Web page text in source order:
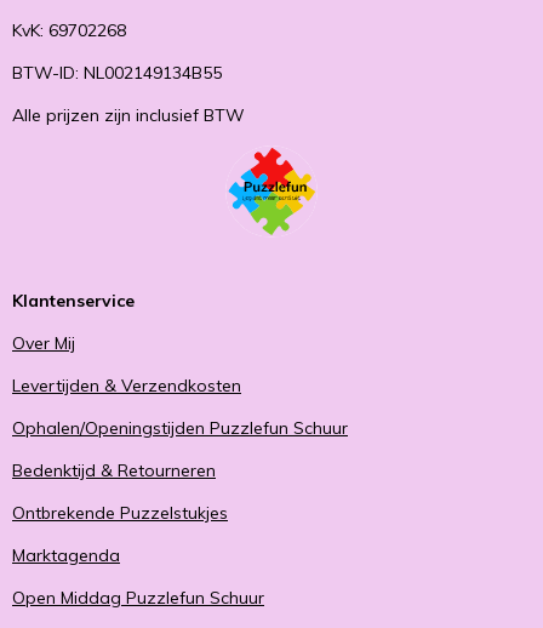
KvK: 69702268
BTW-ID: NL002149134B55
Alle prijzen zijn inclusief BTW
Klantenservice
Over Mij
Levertijden & Verzendkosten
Ophalen/Openingstijden Puzzlefun Schuur
Bedenktijd & Retourneren
Ontbrekende Puzzelstukjes
Marktagenda
Open Middag Puzzlefun Schuur